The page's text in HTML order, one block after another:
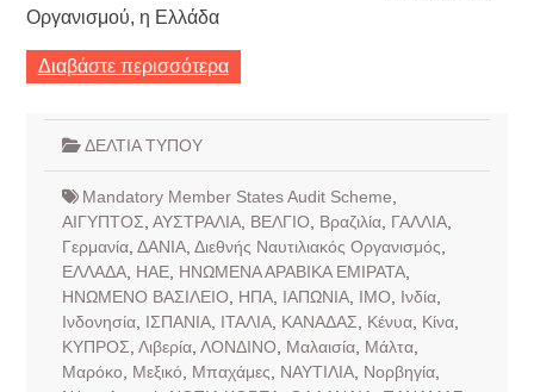
Οργανισμού, η Ελλάδα
Διαβάστε περισσότερα
ΔΕΛΤΙΑ ΤΥΠΟΥ
Mandatory Member States Audit Scheme
ΑΙΓΥΠΤΟΣ ΑΥΣΤΡΑΛΙΑ, ΒΕΛΓΙΟ Βραζιλία, ΓΑΛΛΙΑ,
Γερμανία, ΔΑΝΙΑ, Διεθνής Ναυτιλιακός Οργανισμός
ΕΛΛΑΔΑ, ΗΑΕ, ΗΝΩΜΕΝΑ ΑΡΑΒΙΚΑ ΕΜΙΡΑΤΑ,
ΗΝΩΜΕΝΟ ΒΑΣΙΛΕΙΟ
ΗΠΑ, ΙΑΠΩΝΙΑ, ΙΜΟ Ινδία,
Ινδονησία, ΙΣΠΑΝΙΑ, ΙΤΑΛΙΑ, ΚΑΝΑΔΑΣ Κένυα, Κίνα,
ΚΥΠΡΟΣ Λιβερία, ΛΟΝΔΙΝΟ Μαλαισία, Μάλτα,
Μαρόκο
Μεξικό Μπαχάμες ΝΑΥΤΙΛΙΑ, Νορβηγία,